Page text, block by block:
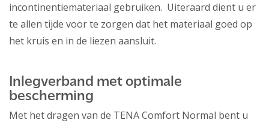
incontinentiemateriaal gebruiken. Uiteraard dient u er
te allen tijde voor te zorgen dat het materiaal goed op
het kruis en in de liezen aansluit.
Inlegverband met optimale
bescherming
Met het dragen van de TENA Comfort Normal bent u